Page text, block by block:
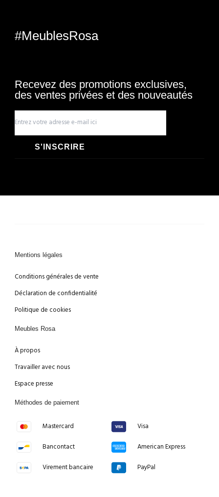
#MeublesRosa
Recevez des promotions exclusives,
des ventes privées et des nouveautés
S'INSCRIRE
Mentions légales
Conditions générales de vente
Déclaration de confidentialité
Politique de cookies
Meubles Rosa
À propos
Travailler avec nous
Espace presse
Méthodes de paiement
Mastercard
Bancontact
Virement bancaire
Visa
American Express
PayPal